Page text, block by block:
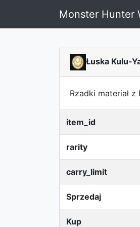
Monster Hunter
Łuska Kulu-
Rzadki materiał
item_id
rarity
carry_limit
Sprzedaj
Kup